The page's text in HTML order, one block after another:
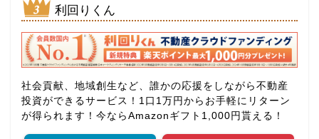
利回りくん
社会貢献、地域創生など、誰かの応援をしながら不動産
投資ができるサービス！1口1万円からお手軽にリターン
が得られます！今ならAmazonギフト1,000円貰える！